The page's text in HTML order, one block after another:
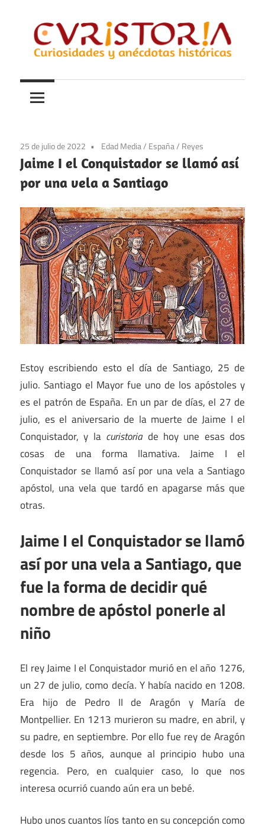
contenido
Curistoria
y
anécdotas
historia
25 de julio de 2022 Edad Media/ España/ Reyes
Jaime I el Conquistador se llamó así
por una vela a Santiago
Estoy escribiendo esto el día de Santiago, 25 de
julio. Santiago el Mayor fue uno de los apóstoles y
es el patrón de España. En un par de días, el 27 de
julio, es el aniversario de la muerte de Jaime I el
Conquistador, y la curistoria de hoy une esas dos
cosas de una forma llamativa. Jaime I el
Conquistador se llamó así por una vela a Santiago
apóstol, una vela que tardó en apagarse más que
otras.
Jaime I el Conquistador se llamó
así por una vela a Santiago, que
fue la forma de decidir qué
nombre de apóstol ponerle al
niño
El rey Jaime I el Conquistador murió en el año 1276,
un 27 de julio, como decía. Y había nacido en 1208.
Era hijo de Pedro II de Aragón y María de
Montpellier. En 1213 murieron su madre, en abril, y
su padre, en septiembre. Por ello fue rey de Aragón
desde los 5 años, aunque al principio hubo una
regencia. Pero, en cualquier caso, lo que nos
interesa ocurrió cuando aún era un bebé.
Hubo unos cuantos líos tanto en su concepción como